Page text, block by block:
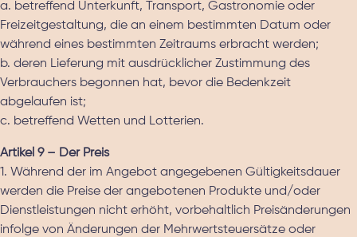
a. betreffend Unterkunft, Transport, Gastronomie oder
Freizeitgestaltung, die an einem bestimmten Datum oder
während eines bestimmten Zeitraums erbracht werden;
b. deren Lieferung mit ausdrücklicher Zustimmung des
Verbrauchers begonnen hat, bevor die Bedenkzeit
abgelaufen ist;
c. betreffend Wetten und Lotterien.
Artikel 9 – Der Preis
1. Während der im Angebot angegebenen Gültigkeitsdauer
werden die Preise der angebotenen Produkte und/oder
Dienstleistungen nicht erhöht, vorbehaltlich Preisänderungen
infolge von Änderungen der Mehrwertsteuersätze oder